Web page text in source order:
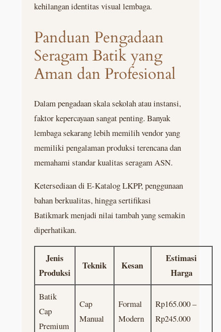
kehilangan identitas visual lembaga.
Panduan Pengadaan
Seragam Batik yang
Aman dan Profesional
Dalam pengadaan skala sekolah atau instansi,
faktor kepercayaan sangat penting. Banyak
lembaga sekarang lebih memilih vendor yang
memiliki pengalaman produksi terencana dan
memahami standar kualitas seragam ASN.
Ketersediaan di E-Katalog LKPP, penggunaan
bahan berkualitas, hingga sertifikasi
Batikmark menjadi nilai tambah yang semakin
diperhatikan.
Jenis
Produksi
Teknik Kesan
Estimasi
Harga
Batik
Cap
Premium
Cap
Manual
Formal
Modern
Rp165.000 –
Rp245.000